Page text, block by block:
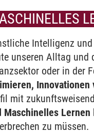
Energie & Umwelt
&
& Digitalisierung
Analytics
Entrepreneurship
Health
Ethik
Intelligenz
unseren Alltag und
oder in der
mit
Maschinelles Lernen
zu müssen.